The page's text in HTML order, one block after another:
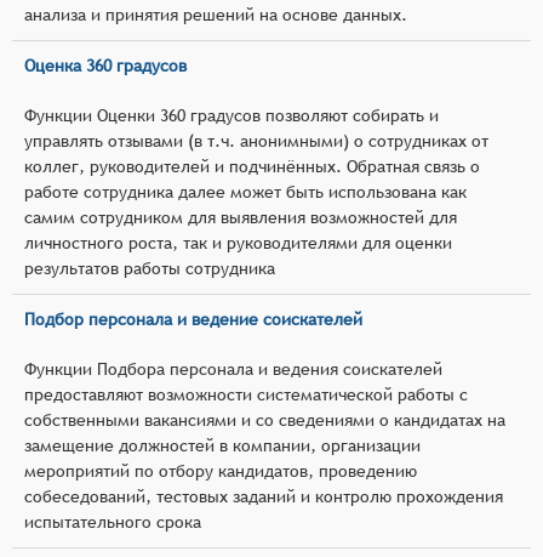
анализа и принятия решений на основе данных.
Оценка 360 градусов
Функции Оценки 360 градусов позволяют собирать и
управлять отзывами (в т.ч. анонимными) о сотрудниках от
коллег, руководителей и подчинённых. Обратная связь о
работе сотрудника далее может быть использована как
самим сотрудником для выявления возможностей для
личностного роста, так и руководителями для оценки
результатов работы сотрудника
Подбор персонала и ведение соискателей
Функции Подбора персонала и ведения соискателей
предоставляют возможности систематической работы с
собственными вакансиями и со сведениями о кандидатах на
замещение должностей в компании, организации
мероприятий по отбору кандидатов, проведению
собеседований, тестовых заданий и контролю прохождения
испытательного срока